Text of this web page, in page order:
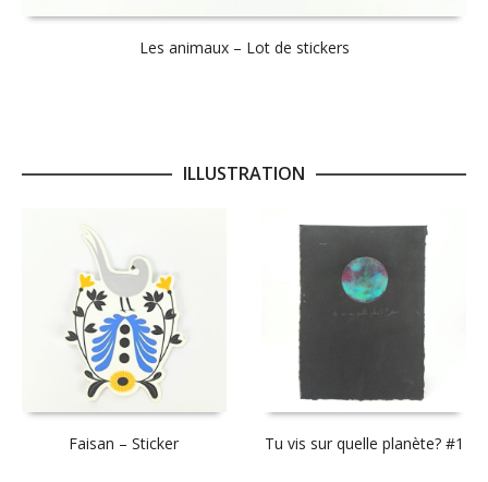
Les animaux – Lot de stickers
ILLUSTRATION
Faisan – Sticker Tu vis sur quelle planète? #1